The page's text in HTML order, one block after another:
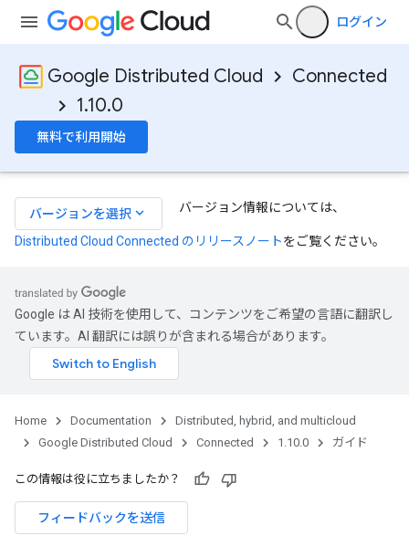
ログイン
Google Distributed Cloud
Connected
1.10.0
無料で利用開始
バージョンを選択 keyboard_arrow_down バージョン情報については、
Distributed Cloud Connected のリリースノートをご覧ください。
Google は AI 技術を使用して、コンテンツをご希望の言語に翻訳し
ています。AI 翻訳には誤りが含まれる場合があります。
Home Documentation
Distributed, hybrid, and multicloud
Google Distributed Cloud
Connected 1.10.0 ガイド
この情報は役に立ちましたか？
フィードバックを送信